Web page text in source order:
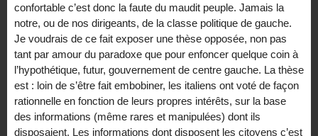
confortable c’est donc la faute du maudit peuple. Jamais la
notre, ou de nos dirigeants, de la classe politique de gauche.
Je voudrais de ce fait exposer une thèse opposée, non pas
tant par amour du paradoxe que pour enfoncer quelque coin à
l’hypothétique, futur, gouvernement de centre gauche. La thèse
est : loin de s’être fait embobiner, les italiens ont voté de façon
rationnelle en fonction de leurs propres intérêts, sur la base
des informations (même rares et manipulées) dont ils
disposaient. Les informations dont disposent les citoyens c’est